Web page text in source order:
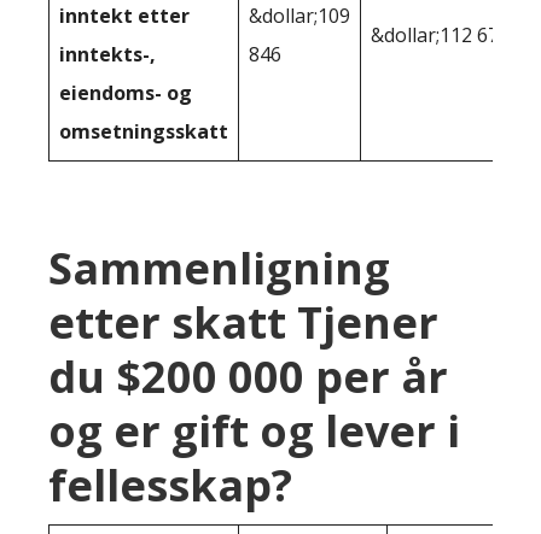
inntekt etter
inntekts-,
eiendoms- og
omsetningsskatt
&dollar;109
846
&dollar;112 679
Sammenligning
etter skatt Tjener
du $200 000 per år
og er gift og lever i
fellesskap?